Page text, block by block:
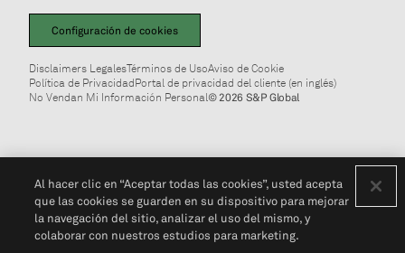
Configuración de cookies
Disclaimers LegalesTérminos de UsoAviso de Cookie
Política de PrivacidadPortal de privacidad del cliente (en inglés)
No Vendan Mi Información Personal© 2026 S&P Global
Al hacer clic en “Aceptar todas las cookies”, usted acepta
que las cookies se guarden en su dispositivo para mejorar
la navegación del sitio, analizar el uso del mismo, y
colaborar con nuestros estudios para marketing.